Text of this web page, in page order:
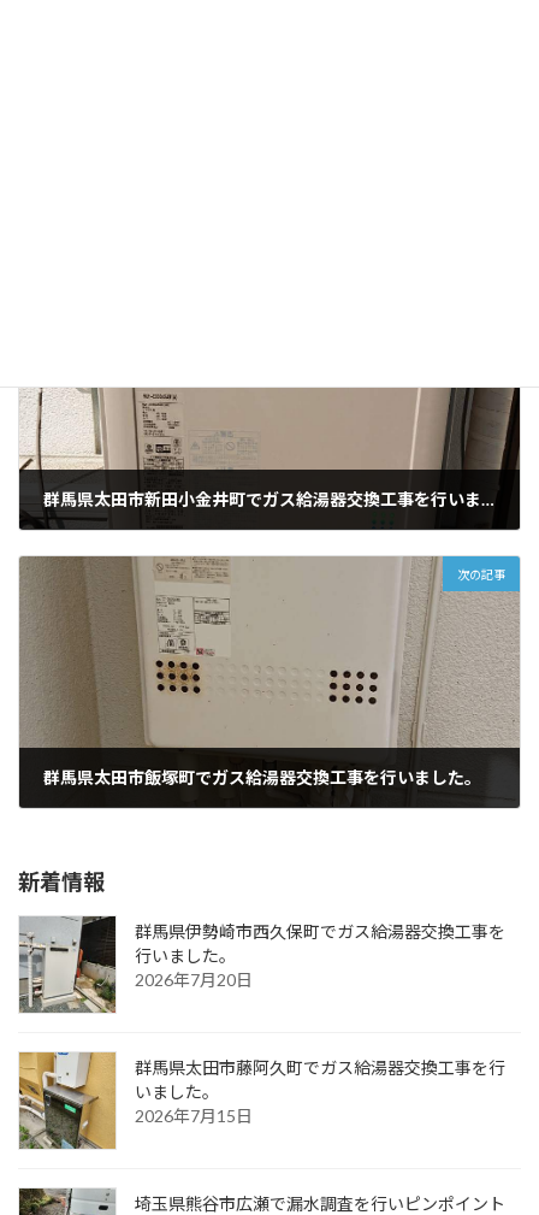
群馬県太田市新田小金井町でガス給湯器交換工事を行いました。
次の記事
群馬県太田市飯塚町でガス給湯器交換工事を行いました。
新着情報
群馬県伊勢崎市西久保町でガス給湯器交換工事を
行いました。
2026年7月20日
群馬県太田市藤阿久町でガス給湯器交換工事を行
いました。
2026年7月15日
埼玉県熊谷市広瀬で漏水調査を行いピンポイント